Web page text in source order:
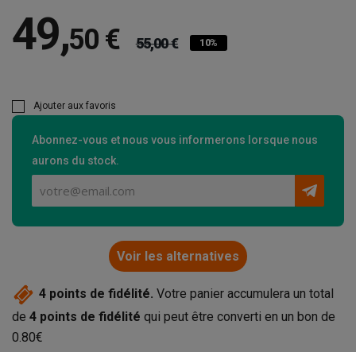
49,50 € 55,00 € 10%
Ajouter aux favoris
Abonnez-vous et nous vous informerons lorsque nous
aurons du stock.
Voir les alternatives
4 points de fidélité. Votre panier accumulera un total
de 4 points de fidélité qui peut être converti en un bon de
0.80€